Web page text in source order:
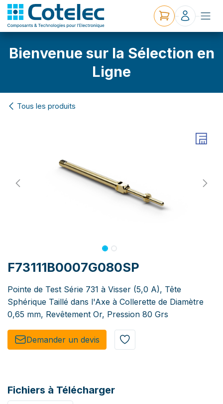
Bienvenue sur la Sélection en
Ligne
Tous les produits
F73111B0007G080SP
Pointe de Test Série 731 à Visser (5,0 A), Tête
Sphérique Taillé dans l'Axe à Collerette de Diamètre
0,65 mm, Revêtement Or, Pression 80 Grs
Demander un de​​vis​​
Fichiers à Télécharger